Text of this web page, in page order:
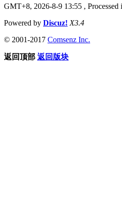
GMT+8, 2026-8-9 13:55 ,
Powered by Discuz! X3.4
© 2001-2017 Comsenz Inc.
返回顶部 返回版块